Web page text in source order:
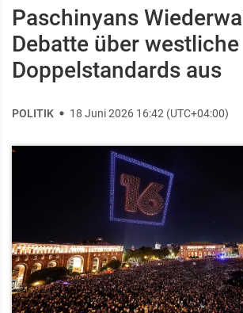
Paschinyans
Debatte über westliche
Doppelstandards aus
POLITIK 18 Juni 2026 16:42 (UTC+04:00)